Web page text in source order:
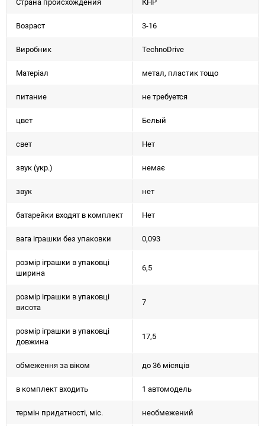
Возраст 3-16
Виробник TechnoDrive
Матеріал метал, пластик тощо
питание не требуется
цвет Белый
свет Нет
звук (укр.) немає
звук нет
батарейки входят в комплект Нет
вага іграшки без упаковки 0,093
розмір іграшки в упаковці
ширина
6,5
розмір іграшки в упаковці
висота
7
розмір іграшки в упаковці
довжина
17,5
обмеження за віком до 36 місяців
в комплект входить 1 автомодель
термін придатності, міс. необмежений